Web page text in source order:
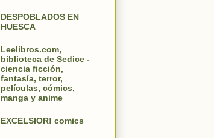
DESPOBLADOS EN
HUESCA
Leelibros.com,
biblioteca de Sedice -
ciencia ficción,
fantasía, terror,
películas, cómics,
manga y anime
EXCELSIOR! comics